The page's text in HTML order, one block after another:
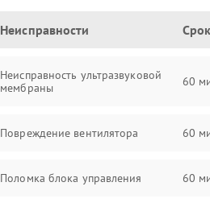
Неисправности Срок
Неисправность ультразвуковой
мембраны
60
Повреждение вентилятора 60
Поломка блока управления 60